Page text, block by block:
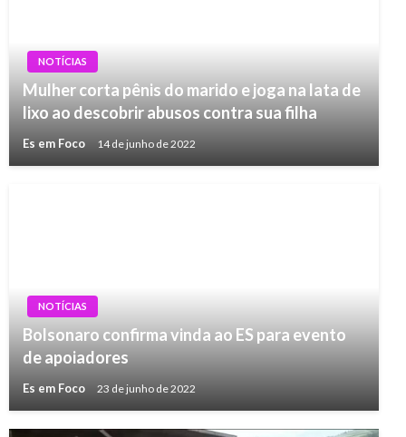
NOTÍCIAS
Mulher corta pênis do marido e joga na lata de
lixo ao descobrir abusos contra sua filha
Es em Foco 14 de junho de 2022
NOTÍCIAS
Bolsonaro confirma vinda ao ES para evento
de apoiadores
Es em Foco 23 de junho de 2022